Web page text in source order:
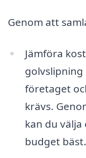
Genom att
Jämföra
golvslipning
företaget
krävs.
kan du
budget bäst.